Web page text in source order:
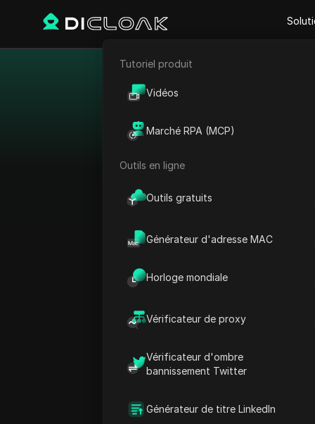
E-commerce
Tutoriel produit
Vidéos
Marché RPA (MCP)
Outils en ligne
Outils gratuits
Générateur d'adresse MAC
Horloge mondiale
Vérificateur de proxy
Vérificateur d'ombre
bannissement Twitter
Générateur de titre LinkedIn
Maximisez votre
des proxies avec
l'augmentation de
de haute qualité.
statiques, et trouvez